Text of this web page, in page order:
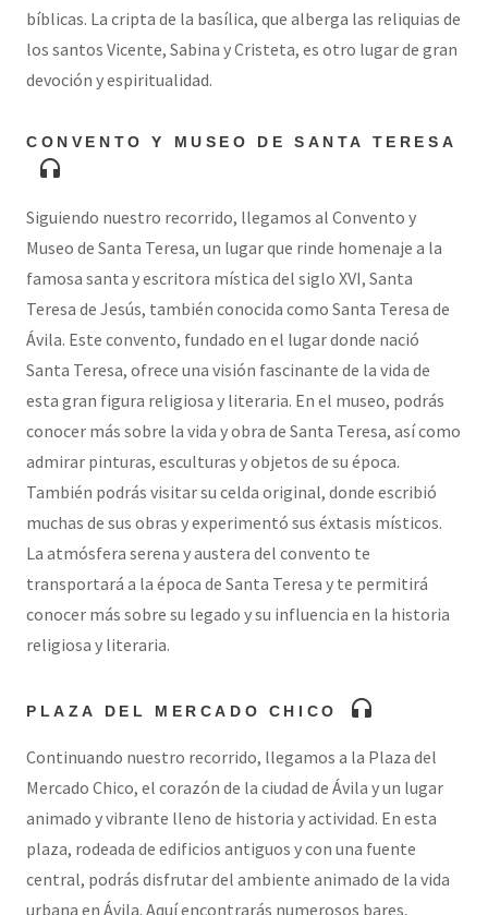
bíblicas. La cripta de la basílica, que alberga las reliquias de
los santos Vicente, Sabina y Cristeta, es otro lugar de gran
devoción y espiritualidad.
CONVENTO Y MUSEO DE SANTA TERESA
headphones
Siguiendo nuestro recorrido, llegamos al Convento y
Museo de Santa Teresa, un lugar que rinde homenaje a la
famosa santa y escritora mística del siglo XVI, Santa
Teresa de Jesús, también conocida como Santa Teresa de
Ávila. Este convento, fundado en el lugar donde nació
Santa Teresa, ofrece una visión fascinante de la vida de
esta gran figura religiosa y literaria. En el museo, podrás
conocer más sobre la vida y obra de Santa Teresa, así como
admirar pinturas, esculturas y objetos de su época.
También podrás visitar su celda original, donde escribió
muchas de sus obras y experimentó sus éxtasis místicos.
La atmósfera serena y austera del convento te
transportará a la época de Santa Teresa y te permitirá
conocer más sobre su legado y su influencia en la historia
religiosa y literaria.
PLAZA DEL MERCADO CHICO headphones
Continuando nuestro recorrido, llegamos a la Plaza del
Mercado Chico, el corazón de la ciudad de Ávila y un lugar
animado y vibrante lleno de historia y actividad. En esta
plaza, rodeada de edificios antiguos y con una fuente
central, podrás disfrutar del ambiente animado de la vida
urbana en Ávila. Aquí encontrarás numerosos bares,